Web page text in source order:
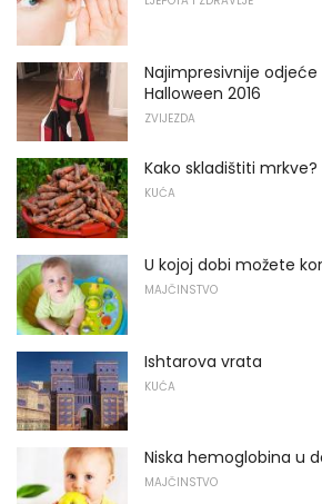
Najimpresivnije odjeće
Halloween 2016
ZVIJEZDA
Kako skladištiti mrkve?
KUĆA
U kojoj dobi možete
MAJČINSTVO
Ishtarova vrata
KUĆA
Niska hemoglobina u
MAJČINSTVO